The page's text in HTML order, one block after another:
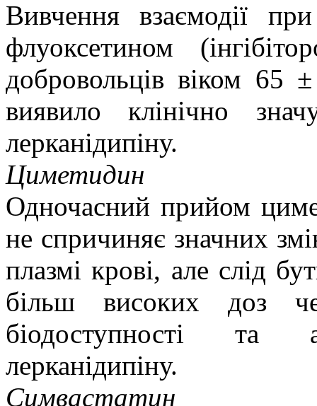
Вивчення взаємодії
флуоксетином
добровольців віком 65
виявило клінічно
лерканідипіну.
Циметидин
Одночасний прийом
не спричиняє значних
плазмі крові, але слід
більш високих доз
біодоступності та
лерканідипіну.
Симвастатин